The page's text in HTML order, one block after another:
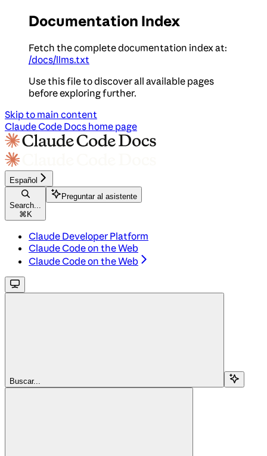
Documentation Index
Fetch the complete documentation index at:
/docs/llms.txt
Use this file to discover all available pages
before exploring further.
Skip to main content
Claude Code Docs home page
Español
Search...
⌘ K
Preguntar al asistente
Claude Developer Platform
Claude Code on the Web
Claude Code on the Web
Buscar...